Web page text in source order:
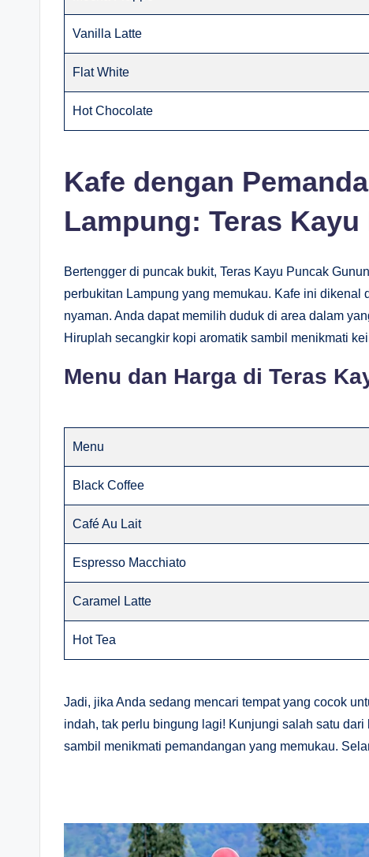
Vanilla Latte
Flat White
Hot Chocolate
Kafe dengan
Lampung: Teras
Bertengger di puncak bukit, Teras Kayu Puncak
perbukitan Lampung yang memukau. Kafe ini
nyaman. Anda dapat memilih duduk di area dalam
Hiruplah secangkir kopi aromatik sambil menikmati
Menu dan Harga di Teras
Menu
Black Coffee
Café Au Lait
Espresso Macchiato
Caramel Latte
Hot Tea
Jadi, jika Anda sedang mencari tempat yang cocok
indah, tak perlu bingung lagi! Kunjungi salah satu
sambil menikmati pemandangan yang memukau.